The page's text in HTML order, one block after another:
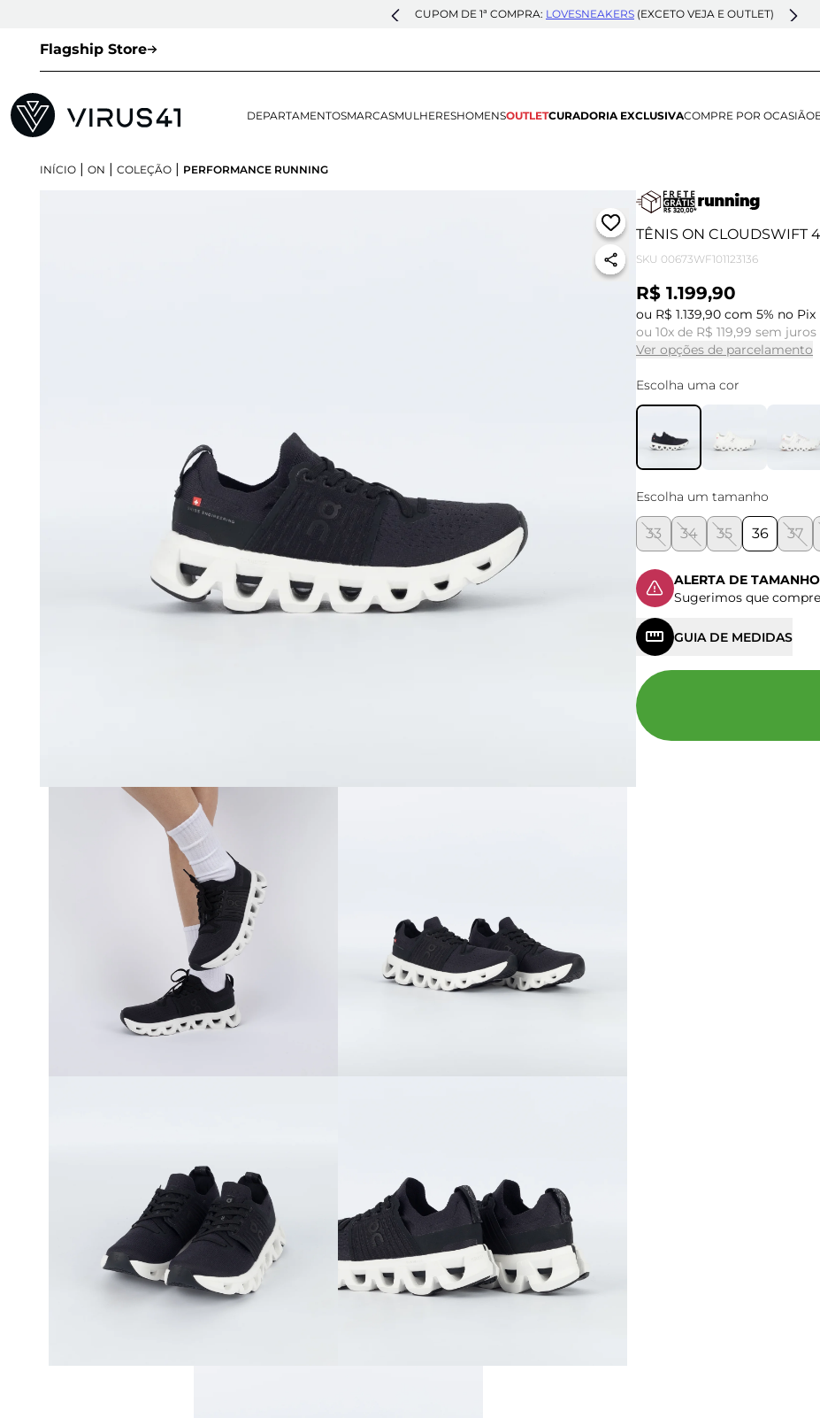
CUPOM DE 1ª COMPRA: LOVESNEAKERS (EXCETO VEJA E OUTLET)
Flagship Store
DEPARTAMENTOSMARCASMULHERESHOMENSOUTLETCURADORIA EXCLUSIVACOMPRE POR OCASIÃO
INÍCIO | ON | COLEÇÃO | PERFORMANCE RUNNING
TÊNIS ON CLOUDSWIFT
SKU 00673WF101123136
R$ 1.199,90
ou R$ 1.139,90 com 5% no Pix
ou 10x de R$ 119,99 sem juros
Ver opções de parcelamento
Escolha uma cor
Escolha um tamanho
33 34 35 36 37
ALERTA DE
Sugerimos que compre
GUIA DE MEDIDAS